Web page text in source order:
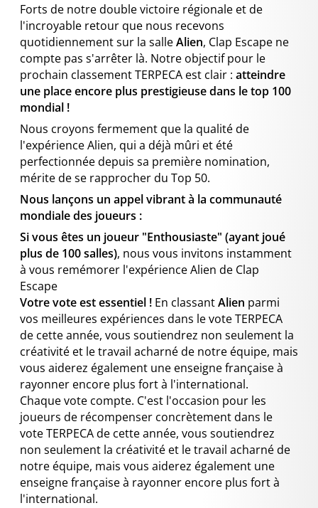
Forts de notre double victoire régionale et de
l'incroyable retour que nous recevons
quotidiennement sur la salleAlien, Clap Escape ne
compte pas s'arrêter là. Notre objectif pour le
prochain classement TERPECA est clair : atteindre
une place encore plus prestigieuse dans le top 100
mondial !
Nous croyons fermement que la qualité de
l'expérience Alien, qui a déjà mûri et été
perfectionnée depuis sa première nomination,
mérite de se rapprocher du Top 50.
Nous lançons un appel vibrant à la communauté
mondiale des joueurs :
Si vous êtes un joueur "Enthousiaste" (ayant joué
plus de 100 salles), nous vous invitons instamment
à vous remémorer l'expérience Alien de Clap
Escape
Votre vote est essentiel ! En classantAlien parmi
vos meilleures expériences dans le vote TERPECA
de cette année, vous soutiendrez non seulement la
créativité et le travail acharné de notre équipe, mais
vous aiderez également une enseigne française à
rayonner encore plus fort à l'international.
Chaque vote compte. C'est l'occasion pour les
joueurs de récompenser concrètement dans le
vote TERPECA de cette année, vous soutiendrez
non seulement la créativité et le travail acharné de
notre équipe, mais vous aiderez également une
enseigne française à rayonner encore plus fort à
l'international.